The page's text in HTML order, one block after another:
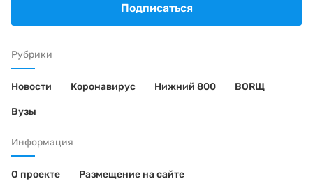
Рубрики
Новости Коронавирус Нижний 800 BORЩ
Вузы
Информация
О проекте Размещение на сайте
Подписаться